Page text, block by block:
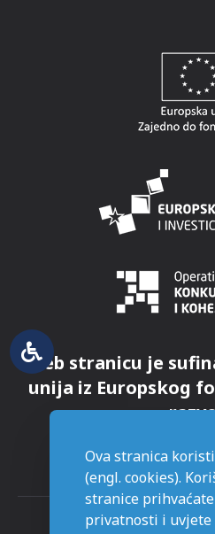
Web stranicu je
unija iz Europskog
Ova stranica
(engl. cookies).
stranice
privatnosti i uvjete